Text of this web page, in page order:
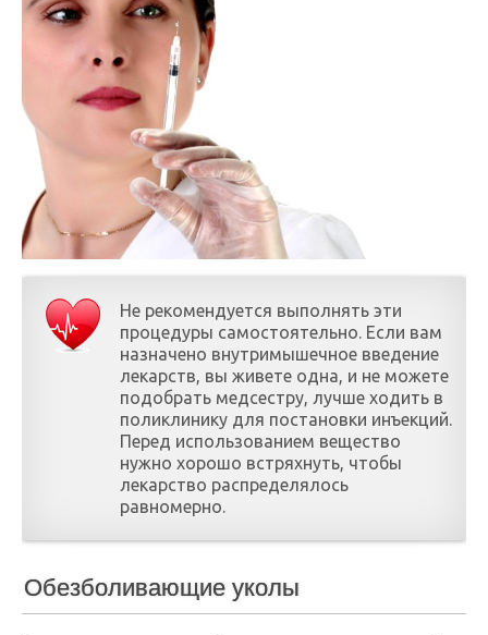
Не рекомендуется выполнять эти
процедуры самостоятельно. Если вам
назначено внутримышечное введение
лекарств, вы живете одна, и не можете
подобрать медсестру, лучше ходить в
поликлинику для постановки инъекций.
Перед использованием вещество
нужно хорошо встряхнуть, чтобы
лекарство распределялось
равномерно.
Обезболивающие уколы